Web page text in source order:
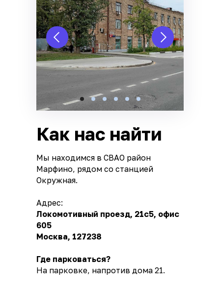
Мы находимся в СВАО район
Марфино, рядом со станцией
Окружная.
Адрес:
Локомотивный проезд, 21с5, офис
605
Москва, 127238
Где парковаться?
На парковке, напротив дома 21.
Как нас найти